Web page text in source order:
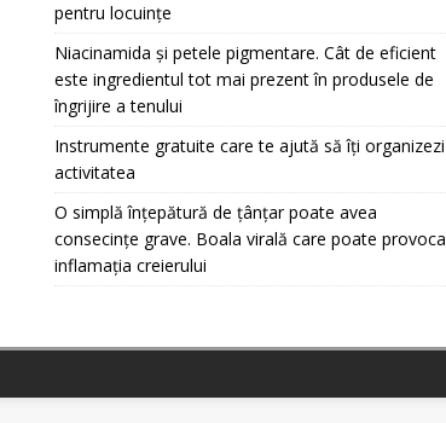
pentru locuințe
Niacinamida și petele pigmentare. Cât de eficient
este ingredientul tot mai prezent în produsele de
îngrijire a tenului
Instrumente gratuite care te ajută să îți organizezi
activitatea
O simplă înțepătură de țânțar poate avea
consecințe grave. Boala virală care poate provoca
inflamația creierului